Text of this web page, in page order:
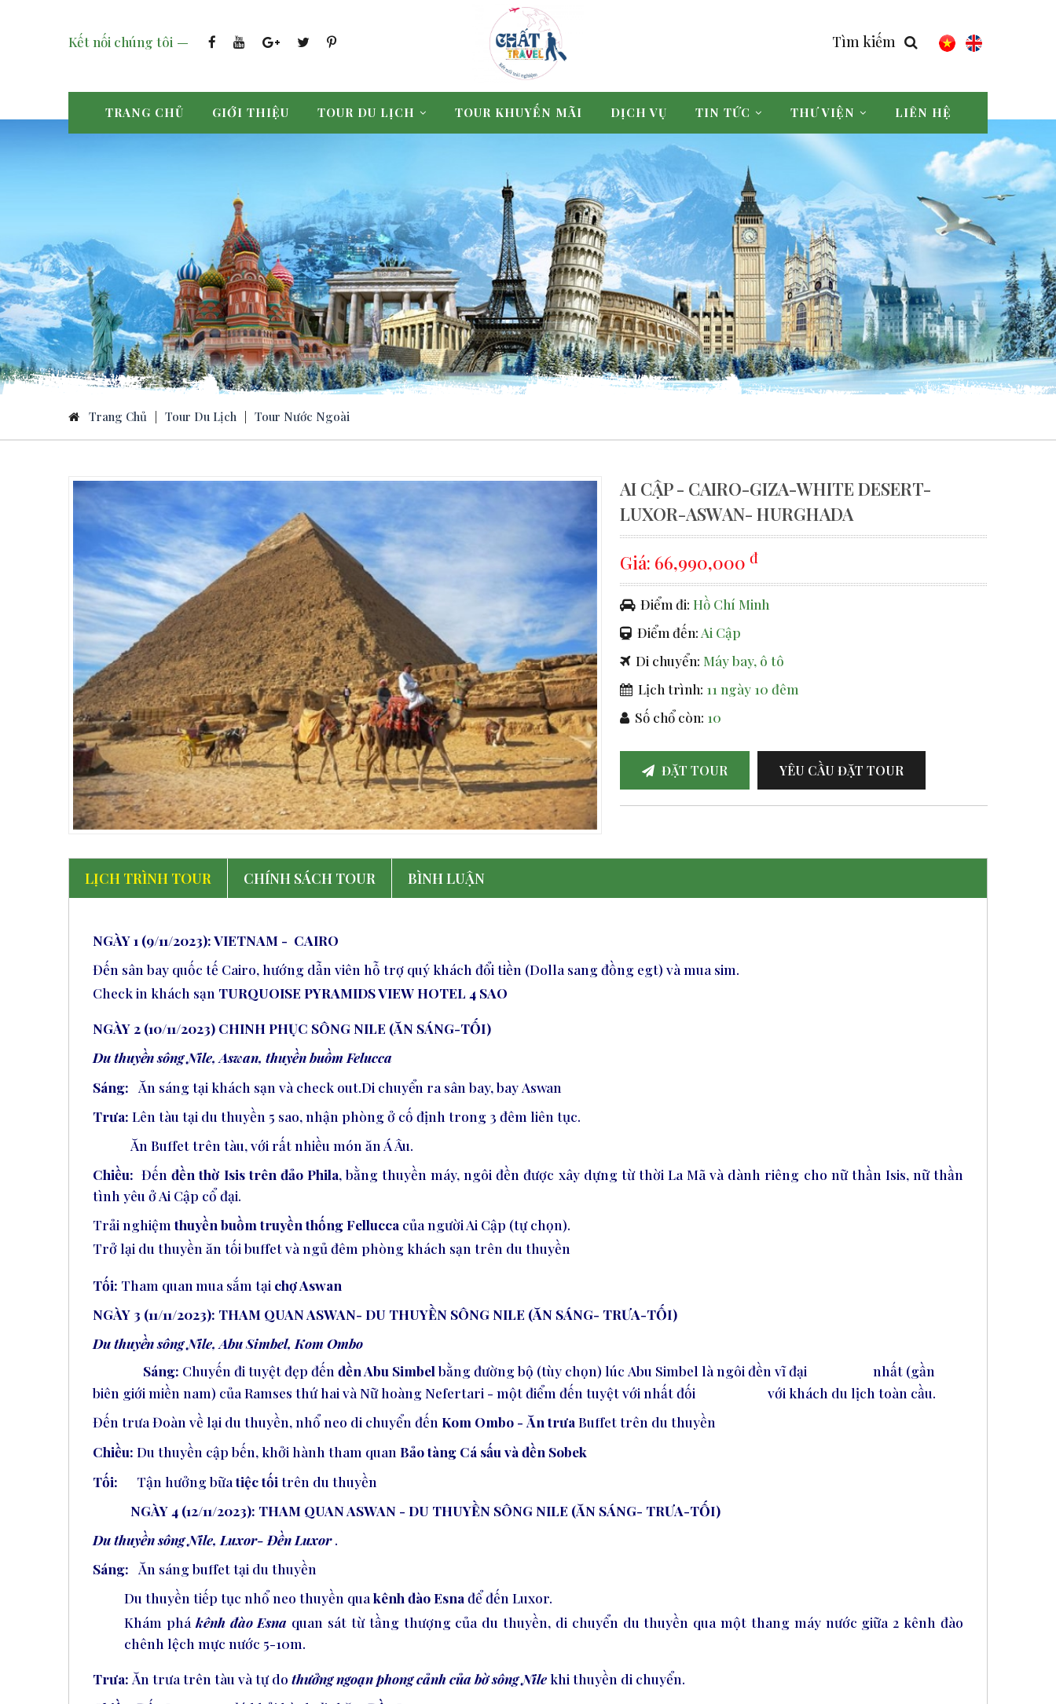
Kết nối chúng tôi Tìm kiếm
TRANG CHỦ GIỚI THIỆU TOUR DU LỊCH TOUR KHUYẾN MÃI DỊCH VỤ TIN TỨC THƯ VIỆN LIÊN HỆ
Trang Chủ Tour Du Lịch Tour Nước Ngoài
AI CẬP - CAIRO-GIZA-WHITE DESERT-
LUXOR-ASWAN- HURGHADA
Giá: 66,990,000 đ
Điểm đi: Hồ Chí Minh
Điểm đến: Ai Cập
Di chuyển: Máy bay, ô tô
Lịch trình: 11 ngày 10 đêm
Số chổ còn: 10
ĐẶT TOUR YÊU CẦU ĐẶT TOUR
LỊCH TRÌNH TOUR CHÍNH SÁCH TOUR BÌNH LUẬN
NGÀY 1 (9/11/2023): VIETNAM - CAIRO
Đến sân bay quốc tế Cairo, hướng dẫn viên hỗ trợ quý khách đổi tiền (Dolla sang đồng egt) và mua sim.
Checkin khách sạn TURQUOISE PYRAMIDS VIEW HOTEL 4 SAO
NGÀY 2 (10/11/2023) CHINH PHỤC SÔNG NILE (ĂN SÁNG-TỐI)
Du thuyền sông Nile,Aswan, thuyền buồm Felucca
Sáng: Ăn sáng tại khách sạn và check out.Di chuyển ra sân bay, bay Aswan
Trưa: Lên tàu tại du thuyền 5 sao, nhận phòng ở cố định trong 3 đêm liên tục.
Ăn Buffet trên tàu, với rất nhiều món ăn Á Âu.
Chiều: Đếnđền thờ Isis trên đảo Phila, bằng thuyền máy, ngôi đền được xây dựng từ thời La Mã và dành riêng cho nữ thần Isis, nữ thần
tình yêu ở Ai Cập cổ đại.
Trải nghiệmthuyền buồm truyền thống Fellucca của người Ai Cập (tự chọn).
Trở lại du thuyền ăn tối buffet và ngủ đêm phòng khách sạn trên du thuyền
Tối: Tham quan mua sắm tại chợ Aswan
NGÀY 3 (11/11/2023): THAM QUAN ASWAN- DU THUYỀN SÔNG NILE (ĂN SÁNG- TRƯA-TỐI)
Du thuyền sông Nile,Abu Simbel, Kom Ombo
Sáng: Chuyến đi tuyệt đẹp đến đền Abu Simbel bằng đường bộ (tùy chọn) lúc Abu Simbel là ngôi đền vĩ đại nhất (gần
biên giới miền nam) của Ramses thứ hai và Nữ hoàng Nefertari - một điểm đến tuyệt với nhất đối với khách du lịch toàn cầu.
Đến trưa Đoàn về lại du thuyền, nhổ neo di chuyển đến Kom Ombo - Ăn trưa Buffet trên du thuyền
Chiều: Du thuyền cập bến, khởi hành tham quan Bảo tàng Cá sấu và đền Sobek
Tối: Tận hưởng bữatiệc tối trên du thuyền
NGÀY 4 (12/11/2023): THAM QUAN ASWAN - DU THUYỀN SÔNG NILE (ĂN SÁNG- TRƯA-TỐI)
Du thuyền sông Nile, Luxor- Đền Luxor
Sáng: Ăn sáng buffet tại du thuyền
Du thuyền tiếp tục nhổ neo thuyền qua kênh đào Esna để đến Luxor.
Khám phá kênh đào Esna quan sát từ tầng thượng của du thuyền, di chuyển du thuyền qua một thang máy nước giữa 2 kênh đào
chênh lệch mực nước 5-10m.
Trưa: Ăn trưa trên tàu và tự do thưởng ngoạn phong cảnh của bờ sông Nile khi thuyền di chuyển.